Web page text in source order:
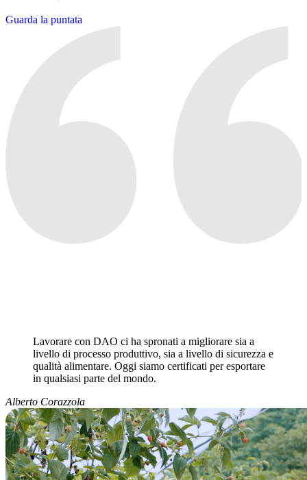
Guarda la puntata
Lavorare con DAO ci ha spronati a migliorare sia a
livello di processo produttivo, sia a livello di sicurezza e
qualità alimentare. Oggi siamo certificati per esportare
in qualsiasi parte del mondo.
Alberto Corazzola